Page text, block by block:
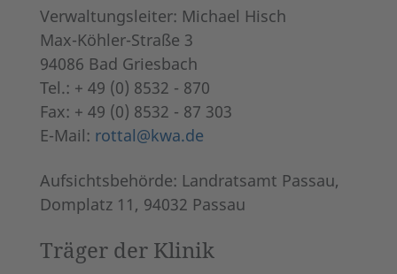
Verwaltungsleiter: Michael Hisch
Max-Köhler-Straße 3
94086 Bad Griesbach
Tel.: + 49 (0) 8532 - 870
Fax: + 49 (0) 8532 - 87 303
E-Mail: rottal@kwa.de
Aufsichtsbehörde: Landratsamt Passau,
Domplatz 11, 94032 Passau
Träger der Klinik